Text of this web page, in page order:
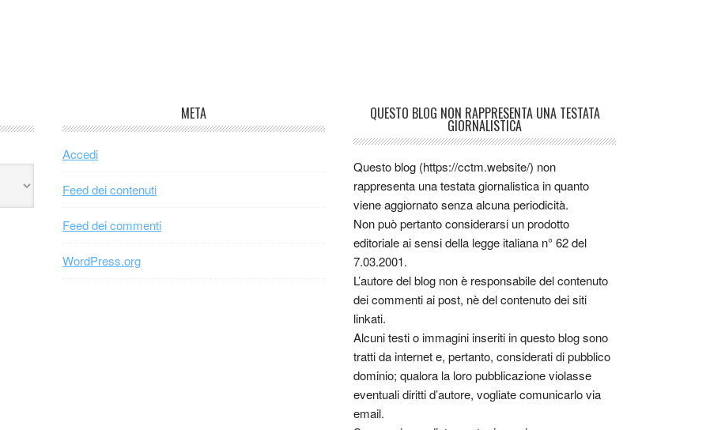
META
Accedi
Feed dei contenuti
Feed dei commenti
WordPress.org
QUESTO BLOG NON RAPPRESENTA UNA TESTATA
GIORNALISTICA
Questo blog (https://cctm.website/) non
rappresenta una testata giornalistica in quanto
viene aggiornato senza alcuna periodicità.
Non può pertanto considerarsi un prodotto
editoriale ai sensi della legge italiana n° 62 del
7.03.2001.
L’autore del blog non è responsabile del contenuto
dei commenti ai post, nè del contenuto dei siti
linkati.
Alcuni testi o immagini inseriti in questo blog sono
tratti da internet e, pertanto, considerati di pubblico
dominio; qualora la loro pubblicazione violasse
eventuali diritti d’autore, vogliate comunicarlo via
email.